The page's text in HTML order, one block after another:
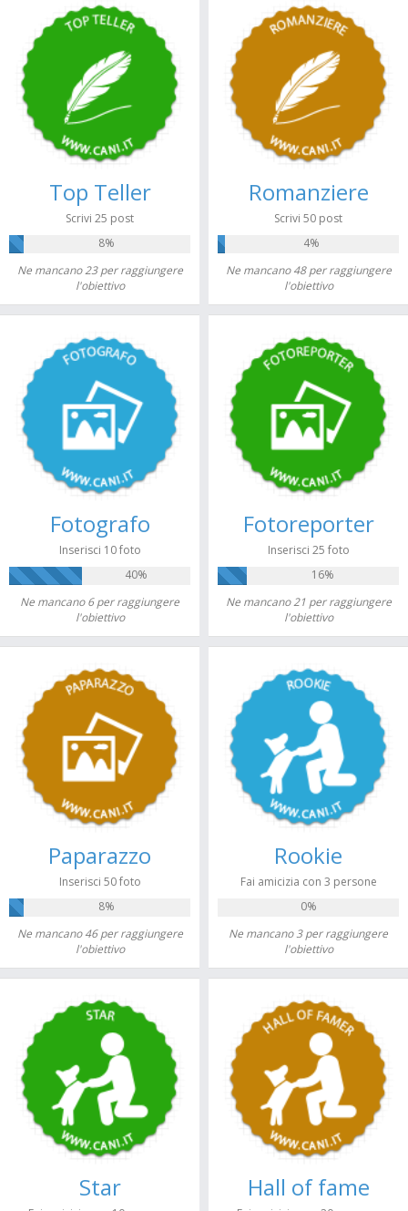
Top Teller
Scrivi 25 post
8%
Ne mancano 23 per raggiungere
l'obiettivo
Romanziere
Scrivi 50 post
4%
Ne mancano 48 per raggiungere
l'obiettivo
Fotografo
Inserisci 10 foto
40%
Ne mancano 6 per raggiungere
l'obiettivo
Fotoreporter
Inserisci 25 foto
16%
Ne mancano 21 per raggiungere
l'obiettivo
Paparazzo
Inserisci 50 foto
8%
Ne mancano 46 per raggiungere
l'obiettivo
Rookie
Fai amicizia con 3 persone
0%
Ne mancano 3 per raggiungere
l'obiettivo
Star Hall of fame